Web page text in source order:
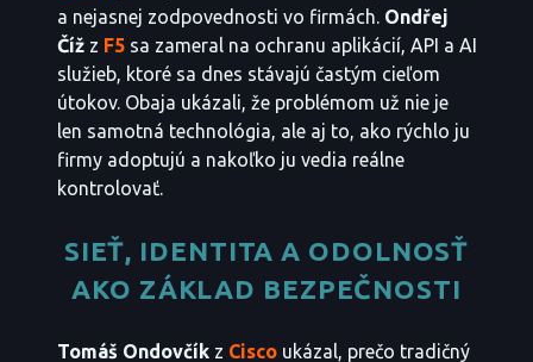
a nejasnej zodpovednosti vo firmách. Ondřej
Čížz F5sa zameral na ochranu aplikácií, API a AI
služieb, ktoré sa dnes stávajú častým cieľom
útokov. Obaja ukázali, že problémom už nie je
len samotná technológia, ale aj to, ako rýchlo ju
firmy adoptujú a nakoľko ju vedia reálne
kontrolovať.
SIEŤ, IDENTITA A ODOLNOSŤ
AKO ZÁKLAD BEZPEČNOSTI
Tomáš Ondovčíkz Ciscoukázal, prečo tradičný